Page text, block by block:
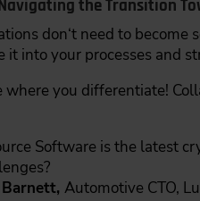
the Transition
don‘t need to
it into your processes and
where you differentiate!
Software is the latest
Automotive CTO,